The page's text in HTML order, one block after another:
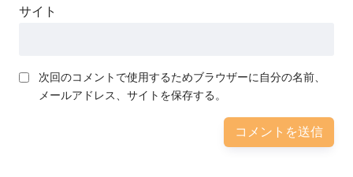
サイト
次回のコメントで使用するためブラウザーに自分の名前、
メールアドレス、サイトを保存する。